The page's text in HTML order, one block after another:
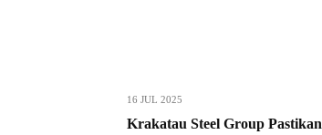
16 JUL 2025
Krakatau Steel Group Pastikan